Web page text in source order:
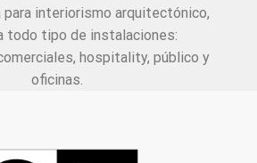
para interiorismo arquitectónico,
todo tipo de instalaciones:
hospitality, público y
oficinas.